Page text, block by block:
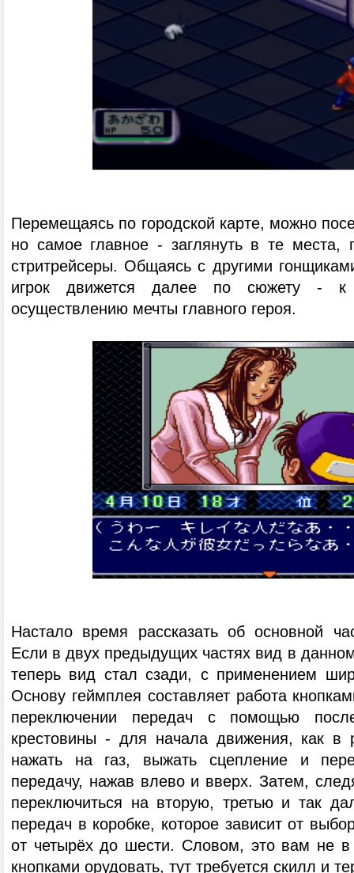
Перемещаясь по городской карте, можно
но самое главное - заглянуть в те места,
стритрейсеры. Общаясь с другими
игрок движется далее по сюжету -
осуществлению мечты главного героя.
Настало время рассказать об основной
Если в двух предыдущих частях вид в
теперь вид стал сзади, с применением
Основу геймплея составляет работа
переключении передач с помощью
крестовины - для начала движения, как в
нажать на газ, выжать сцепление и
передачу, нажав влево и вверх. Затем,
переключиться на вторую, третью и так
передач в коробке, которое зависит от
от четырёх до шести. Словом, это вам не
кнопками орудовать, тут требуется скилл и